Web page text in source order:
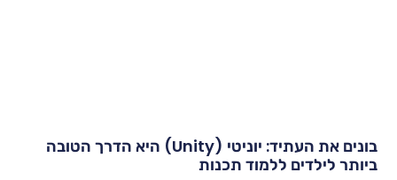
בונים את העתיד: יוניטי (Unity) היא הדרך הטובה
לילדים ללמוד תכנות